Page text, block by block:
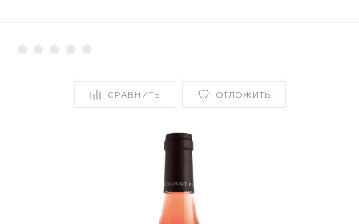
СРАВНИТЬ ОТЛОЖИТЬ